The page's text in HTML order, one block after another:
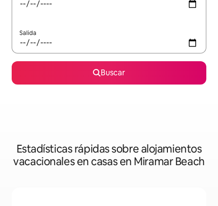
Salida
Buscar
Estadísticas rápidas sobre alojamientos
vacacionales en casas en Miramar Beach